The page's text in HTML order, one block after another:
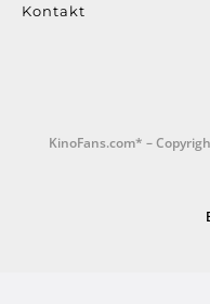
Kontakt
KinoFans.com* –